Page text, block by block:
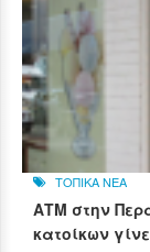
ΤΟΠΙΚΑ ΝΕΑ
ΑΤΜ στην
κατοίκων